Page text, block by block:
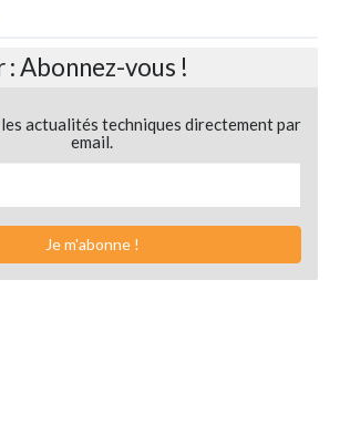
Abonnez-vous !
actualités techniques directement par
email.
Je m'abonne !